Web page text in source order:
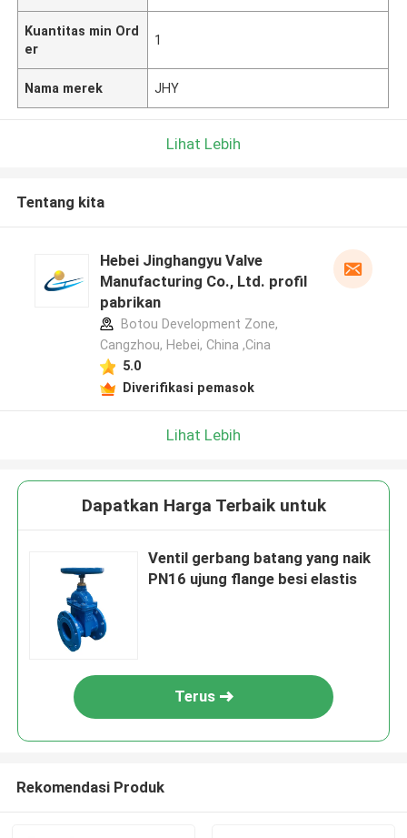
Kuantitas min Ord
er
1
Nama merek JHY
Lihat Lebih
Tentang kita
Hebei Jinghangyu Valve
Manufacturing Co., Ltd. profil
pabrikan
Botou Development Zone,
Cangzhou, Hebei, China ,Cina
5.0
Diverifikasi pemasok
Lihat Lebih
Dapatkan Harga Terbaik untuk
Ventil gerbang batang yang naik
PN16 ujung flange besi elastis
Terus
Rekomendasi Produk